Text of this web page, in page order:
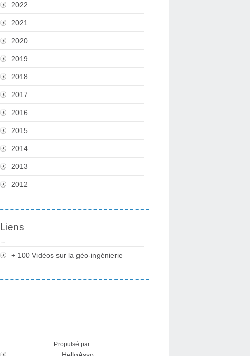
2022
2021
2020
2019
2018
2017
2016
2015
2014
2013
2012
Liens
+ 100 Vidéos sur la géo-ingénierie
Propulsé par